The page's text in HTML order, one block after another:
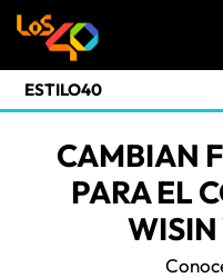
ESTILO40
CAMBIAN
PARA EL
WISIN